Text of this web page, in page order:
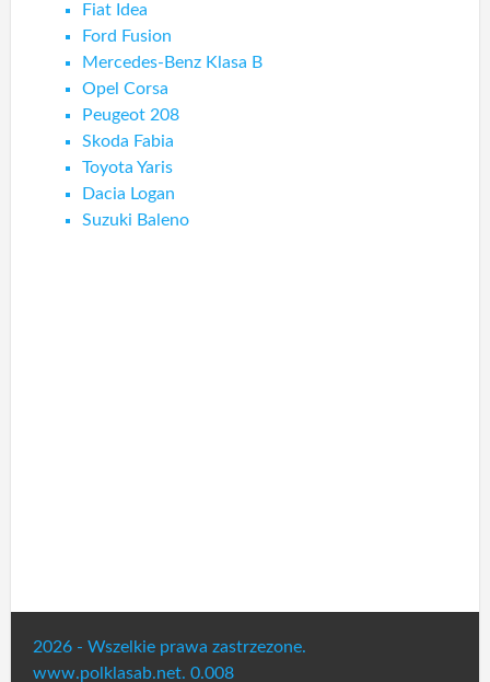
Fiat Idea
Ford Fusion
Mercedes-Benz Klasa B
Opel Corsa
Peugeot 208
Skoda Fabia
Toyota Yaris
Dacia Logan
Suzuki Baleno
2026 - Wszelkie prawa zastrzezone.
www.polklasab.net. 0.008